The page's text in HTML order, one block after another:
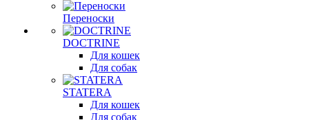
Переноски
DOCTRINE
Для кошек
Для собак
STATERA
Для кошек
Для собак